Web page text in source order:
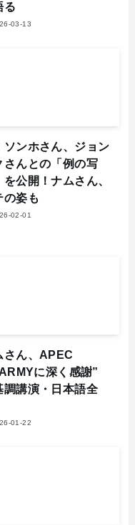
る
03-13
ソンホさん、ジョン
さんとの「例の写
を公開！ナムさん、
の姿も
02-01
さん、APEC
に深く感謝”
調講演・日本語全
01-22